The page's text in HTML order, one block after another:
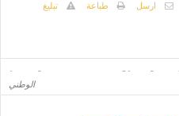
ارسل طباعة
تبليغ
الوطني